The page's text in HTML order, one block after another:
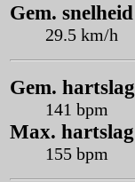
Gem. snelheid
29.5 km/h
Gem. hartslag
141 bpm
Max. hartslag
155 bpm